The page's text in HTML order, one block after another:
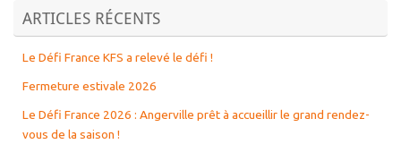
ARTICLES RÉCENTS
Le Défi France KFS a relevé le défi !
Fermeture estivale 2026
Le Défi France 2026 : Angerville prêt à accueillir le grand rendez-
vous de la saison !